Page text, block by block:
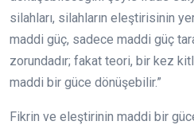
silahları, silahların eleştirisinin
maddi güç, sadece maddi güç
zorundadır; fakat teori, bir kez
maddi bir güce dönüşebilir.”
Fikrin ve eleştirinin maddi bir